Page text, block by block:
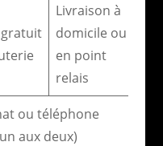
Livraison à
domicile ou
en point
relais
ou téléphone
aux deux)